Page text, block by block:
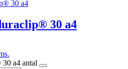
30 a4
a4 antal